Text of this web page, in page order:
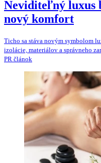
Neviditeľný luxus
nový komfort
Ticho sa stáva novým symbolom
izolácie, materiálov a správneho
PR článok